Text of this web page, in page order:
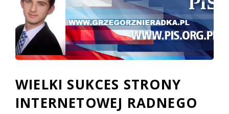
WIELKI SUKCES STRONY
INTERNETOWEJ RADNEGO